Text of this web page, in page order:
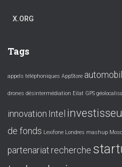
X.ORG
Tags
appels téléphoniques AppStore
drones désintermédiation Eilat GPS
innovation Intel
de fonds Lexifone Londres mashup
partenariat recherche